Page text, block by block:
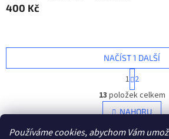
Používáme cookies, abychom Vám
400 Kč
O
v
l
d
NAČÍST 1 DALŠÍ
t
r
á
n
o
1 2
13 položek celkem
NAHORU